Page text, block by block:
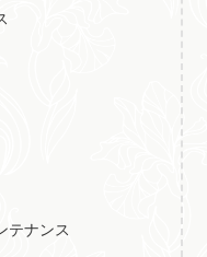
テナンス